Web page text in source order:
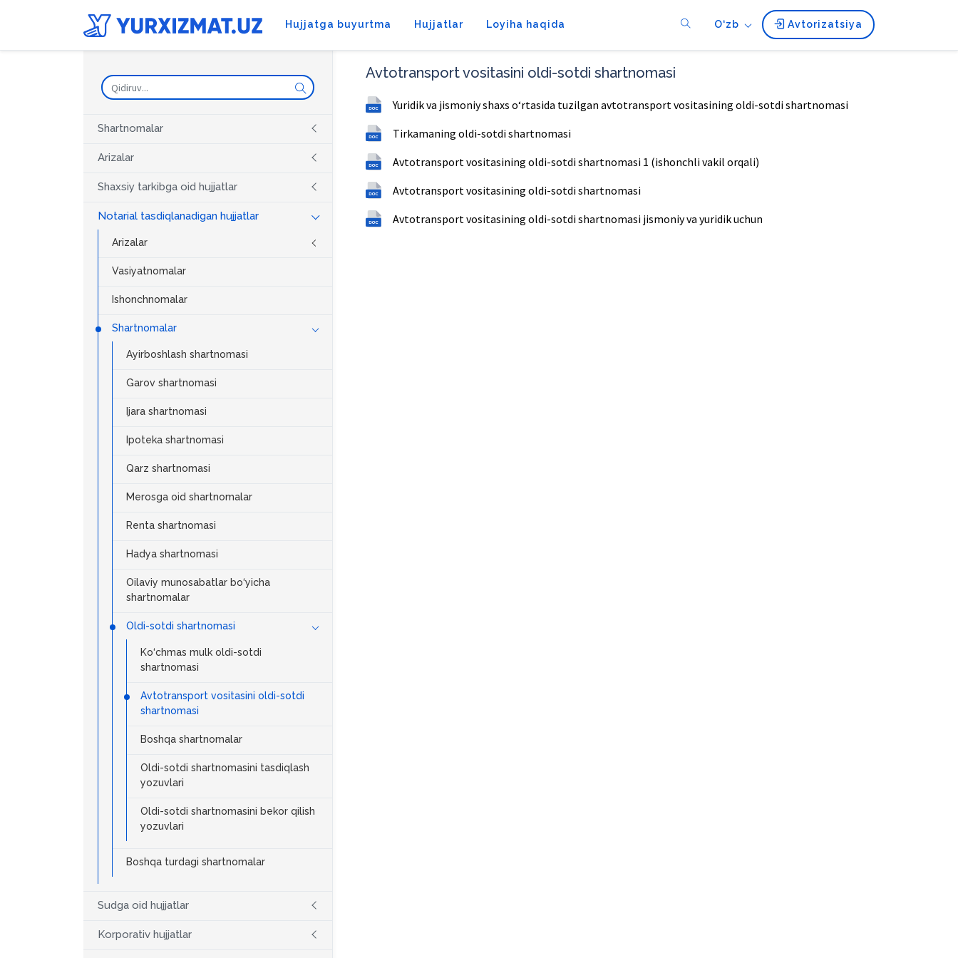
Hujjatga buyurtma Hujjatlar Loyiha haqida O‘zb Avtorizatsiya
Shartnomalar
Arizalar
Shaxsiy tarkibga oid hujjatlar
Notarial tasdiqlanadigan hujjatlar
Arizalar
Vasiyatnomalar
Ishonchnomalar
Shartnomalar
Ayirboshlash shartnomasi
Garov shartnomasi
Ijara shartnomasi
Ipoteka shartnomasi
Qarz shartnomasi
Merosga oid shartnomalar
Renta shartnomasi
Hadya shartnomasi
Oilaviy munosabatlar bo‘yicha
shartnomalar
Oldi-sotdi shartnomasi
Ko‘chmas mulk oldi-sotdi
shartnomasi
Avtotransport vositasini oldi-sotdi
shartnomasi
Boshqa shartnomalar
Oldi-sotdi shartnomasini tasdiqlash
yozuvlari
Oldi-sotdi shartnomasini bekor qilish
yozuvlari
Boshqa turdagi shartnomalar
Sudga oid hujjatlar
Korporativ hujjatlar
Avtotransport vositasini oldi-sotdi shartnomasi
Yuridik va jismoniy shaxs o‘rtasida tuzilgan avtotransport vositasining oldi-sotdi shartnomasi
Tirkamaning oldi-sotdi shartnomasi
Avtotransport vositasining oldi-sotdi shartnomasi 1 (ishonchli vakil orqali)
Avtotransport vositasining oldi-sotdi shartnomasi
Avtotransport vositasining oldi-sotdi shartnomasi jismoniy va yuridik uchun